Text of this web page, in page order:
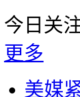
今日关
更多
美媒